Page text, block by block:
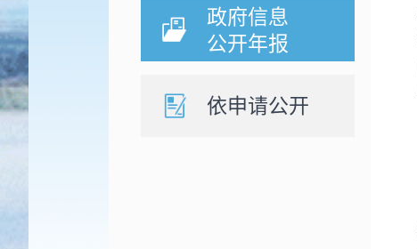
政府信息
公开年报
依申请公开